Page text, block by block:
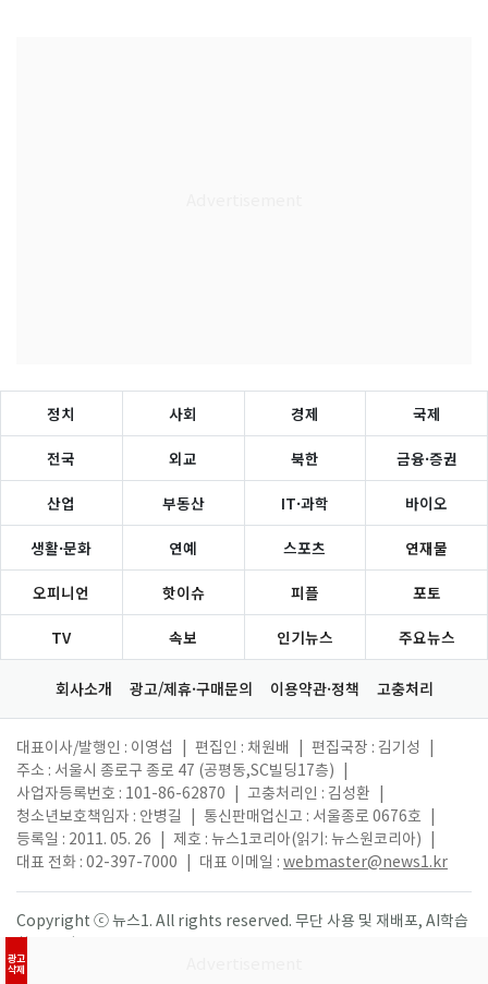
광고
삭제
정치 사회 경제 국제
전국 외교 북한 금융·증권
산업 부동산 IT·과학 바이오
생활·문화 연예 스포츠 연재물
오피니언 핫이슈 피플 포토
TV 속보 인기뉴스 주요뉴스
회사소개 광고/제휴·구매문의 이용약관·정책 고충처리
대표이사/발행인 : 이영섭 편집인 : 채원배 편집국장 : 김기성
주소 : 서울시 종로구 종로 47 (공평동,SC빌딩17층)
사업자등록번호 : 101-86-62870
고충처리인 : 김성환
청소년보호책임자 : 안병길
통신판매업신고 : 서울종로 0676호
등록일 : 2011. 05. 26
제호 : 뉴스1코리아(읽기: 뉴스원코리아)
대표 전화 : 02-397-7000
대표 이메일 : webmaster@news1.kr
Copyright ⓒ 뉴스1. All rights reserved. 무단 사용 및 재배포, AI학습
활용 금지.